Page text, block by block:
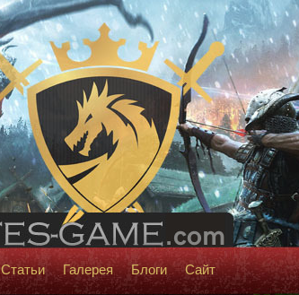
Статьи Галерея Блоги Сайт